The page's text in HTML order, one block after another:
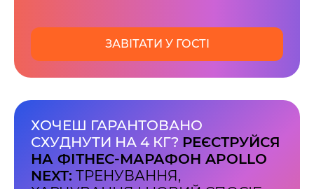
ЗАВІТАТИ У ГОСТІ
ХОЧЕШ ГАРАНТОВАНО
СХУДНУТИ НА 4 КГ? РЕЄСТРУЙСЯ
НА ФІТНЕС-МАРАФОН APOLLO
NEXT: ТРЕНУВАННЯ,